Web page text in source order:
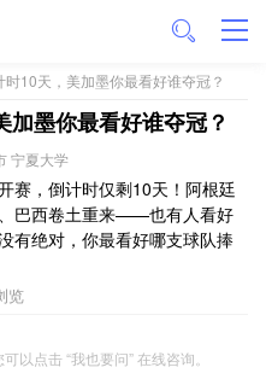
10天，美加墨你最看好谁夺冠？
墨你最看好谁夺冠？
宁夏大学
赛，倒计时仅剩10天！阿根廷
巴西卷土重来——也有人看好
有绝对，你最看好哪支球队捧
览
以点击 “我也要问” 在线咨询。